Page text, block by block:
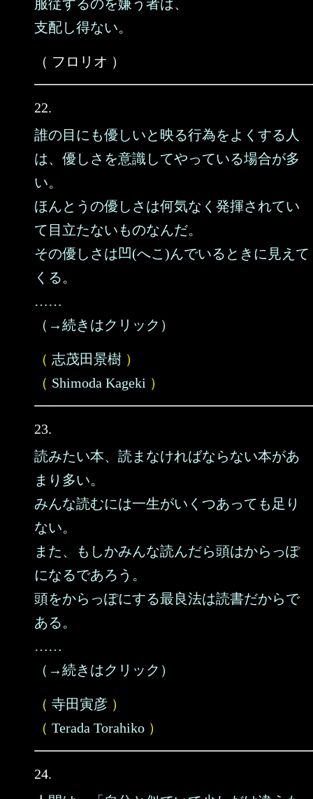
服従するのを嫌う者は、
支配し得ない。
（ フロリオ ）
22.
誰の目にも優しいと映る行為をよくする人
は、優しさを意識してやっている場合が多
い。
ほんとうの優しさは何気なく発揮されてい
て目立たないものなんだ。
その優しさは凹(へこ)んでいるときに見えて
くる。
……
（→続きはクリック）
（ 志茂田景樹 ）
（ Shimoda Kageki ）
23.
読みたい本、読まなければならない本があ
まり多い。
みんな読むには一生がいくつあっても足り
ない。
また、もしかみんな読んだら頭はからっぽ
になるであろう。
頭をからっぽにする最良法は読書だからで
ある。
……
（→続きはクリック）
（ 寺田寅彦 ）
（ Terada Torahiko ）
24.